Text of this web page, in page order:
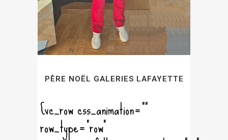
PÈRE NOËL GALERIES LAFAYETTE
[vc_row css_animation=""
row_type="row"